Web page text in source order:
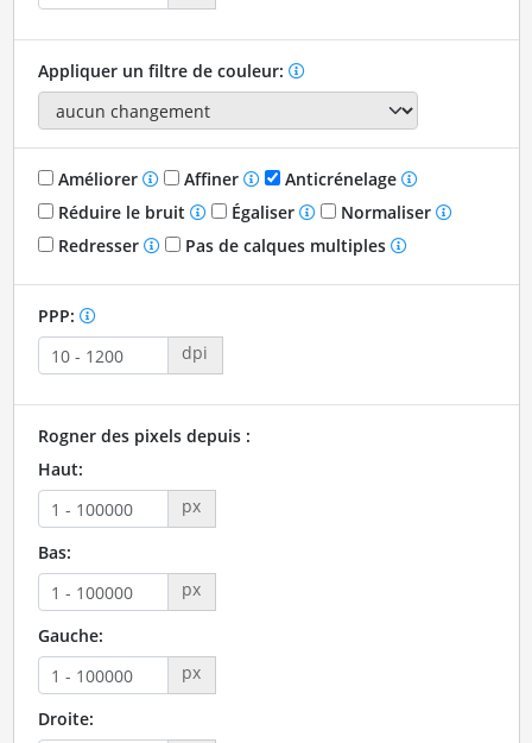
Appliquer un filtre de couleur:
Améliorer Affiner
Anticrénelage
Réduire le bruit
Égaliser
Normaliser
Redresser
Pas de calques multiples
PPP:
dpi
Rogner des pixels depuis :
Haut:
px
Bas:
px
Gauche:
px
Droite: